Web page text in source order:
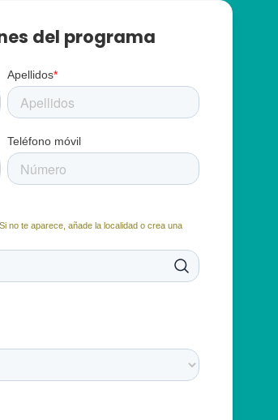
del programa
Apellidos*
Teléfono móvil
no te aparece, añade la localidad o crea una